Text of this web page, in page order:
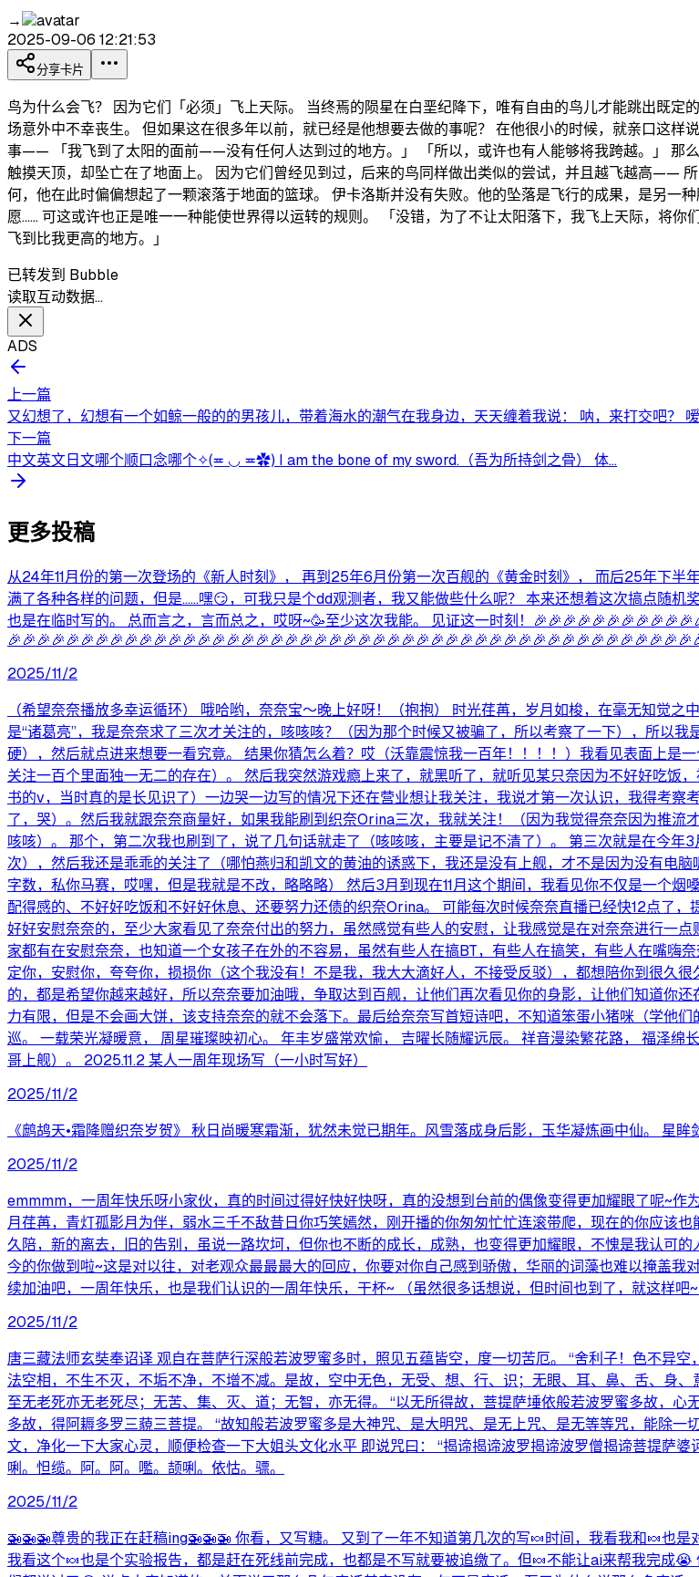
→
2025-09-06 12:21:53
分享卡片
鸟为什么会飞​？ 因为它们「必须」飞上天际。 当终焉的陨星在白垩纪降下，唯有自由的鸟儿才能跳出既
场意外中不幸丧生。 但如果这在很多年以前，就已经是他想要去做的事呢？ 在他很小的时候，就亲口这
事—— 「我飞到了太阳的面前——没有任何人达到过的地方。」 「所以，或许也有人能够将我跨越。」 那
触摸天顶，却坠亡在了地面上。 因为它们曾经见到过，后来的鸟同样做出类似的尝试，并且越飞越高——
何，他在此时偏偏想起了一颗滚落于地面的篮球。 伊卡洛斯并没有失败。他的坠落是飞行的成果，是另一
愿…… 可这或许也正是唯一一种能使世界得以运转的规则。 「没错，为了不让太阳落下，我飞上天际，将
飞到比我更高的地方。」
已转发到 Bubble
读取互动数据…
ADS
上一篇
又幻想了，幻想有一个如鲸一般的的男孩儿，带着海水的潮气在我身边，天天缠着我说： 呐，来打交吧？
下一篇
中文英文日文哪个顺口念哪个✧(≖ ◡ ≖✿) I am the bone of my sword.（吾为所持剑之骨） 体...
更多投稿
从24年11月份的第一次登场的《新人时刻》， 再到25年6月份第一次百舰的《黄金时刻》， 而后25年下
满了各种各样的问题，但是……嘿😏，可我只是个dd观测者，我又能做些什么呢？ 本来还想着这次搞点随
也是在临时写的。 总而言之，言而总之，哎呀~🥳至少这次我能。 见证这一时刻！
2025/11/2
（希望奈奈播放多幸运循环） 哦哈哟，奈奈宝～晚上好呀！（抱抱） 时光荏苒，岁月如梭，在毫无知觉
是“诸葛亮”，我是奈奈求了三次才关注的，咳咳咳？（因为那个时候又被骗了，所以考察了一下），所以
硬），然后就点进来想要一看究竟。 结果你猜怎么着？哎（沃靠震惊我一百年！！！！）我看见表面上是
关注一百个里面独一无二的存在）。 然后我突然游戏瘾上来了，就黑听了，就听见某只奈因为不好好吃饭
书的v，当时真的是长见识了）一边哭一边写的情况下还在营业想让我关注，我说才第一次认识，我得考
了，哭）。然后我就跟奈奈商量好，如果我能刷到织奈Orina三次，我就关注！（因为我觉得奈奈因为推
咳咳）。 那个，第二次我也刷到了，说了几句话就走了（咳咳咳，主要是记不清了）。 第三次就是在今
次），然后我还是乖乖的关注了（哪怕燕归和凯文的黄油的诱惑下，我还是没有上舰，才不是因为没有电
字数，私你马赛，哎嘿，但是我就是不改，略略略） 然后3月到现在11月这个期间，我看见你不仅是一个
配得感的、不好好吃饭和不好好休息、还要努力还债的织奈Orina。 可能每次时候奈奈直播已经快12点了
好好安慰奈奈的，至少大家看见了奈奈付出的努力，虽然感觉有些人的安慰，让我感觉是在对奈奈进行一
家都有在安慰奈奈，也知道一个女孩子在外的不容易，虽然有些人在搞BT，有些人在搞笑，有些人在嘴嗨
定你，安慰你，夸夸你，损损你（这个我没有！不是我，我大大滴好人，不接受反驳），都想陪你到很久
的，都是希望你越来越好，所以奈奈要加油哦，争取达到百舰，让他们再次看见你的身影，让他们知道你
力有限，但是不会画大饼，该支持奈奈的就不会落下。最后给奈奈写首短诗吧，不知道笨蛋小猪咪（学他
巡。 一载荣光凝暖意， 周星璀璨映初心。 年丰岁盛常欢愉， 吉曜长随耀远辰。 祥音漫染繁花路， 福泽
哥上舰）。 2025.11.2 某人一周年现场写（一小时写好）
2025/11/2
《鹧鸪天•霜降赠织奈岁贺》 秋日尚暖寒霜渐，犹然未觉已期年。风雪落成身后影，玉华凝炼画中仙。 星
2025/11/2
emmmm，一周年快乐呀小家伙，真的时间过得好快好快呀，真的没想到台前的偶像变得更加耀眼了呢~作
月荏苒，青灯孤影月为伴，弱水三千不敌昔日你巧笑嫣然，刚开播的你匆匆忙忙连滚带爬，现在的你应该
久陪，新的离去，旧的告别，虽说一路坎坷，但你也不断的成长，成熟，也变得更加耀眼，不愧是我认可
今的你做到啦~这是对以往，对老观众最最最大的回应，你要对你自己感到骄傲，华丽的词藻也难以掩盖
续加油吧，一周年快乐，也是我们认识的一周年快乐，干杯~ （虽然很多话想说，但时间也到了，就这样吧~
2025/11/2
唐三藏法师玄奘奉诏译 观自在菩萨行深般若波罗蜜多时，照见五蕴皆空，度一切苦厄。 “舍利子！色不异
法空相，不生不灭，不垢不净，不增不减。是故，空中无色，无受、想、行、识；无眼、耳、鼻、舌、身
至无老死亦无老死尽；无苦、集、灭、道；无智，亦无得。 “以无所得故，菩提萨埵依般若波罗蜜多故，
多故，得阿耨多罗三藐三菩提。 “故知般若波罗蜜多是大神咒、是大明咒、是无上咒、是无等等咒，能除
文，净化一下大家心灵，顺便检查一下大姐头文化水平 即说咒曰： “揭谛揭谛波罗揭谛波罗僧揭谛菩提萨
唎。怛缆。阿。阿。嚂。颉唎。依怙。骠。
2025/11/2
🚁🚁🚁尊贵的我正在赶稿ing🚁🚁🚁 你看，又写糖。 又到了一年不知道第几次的写🍬时间，我看我和🍬也
我看这个🍬也是个实验报告，都是赶在死线前完成，也都是不写就要被追缴了。但🍬不能让ai来帮我完成